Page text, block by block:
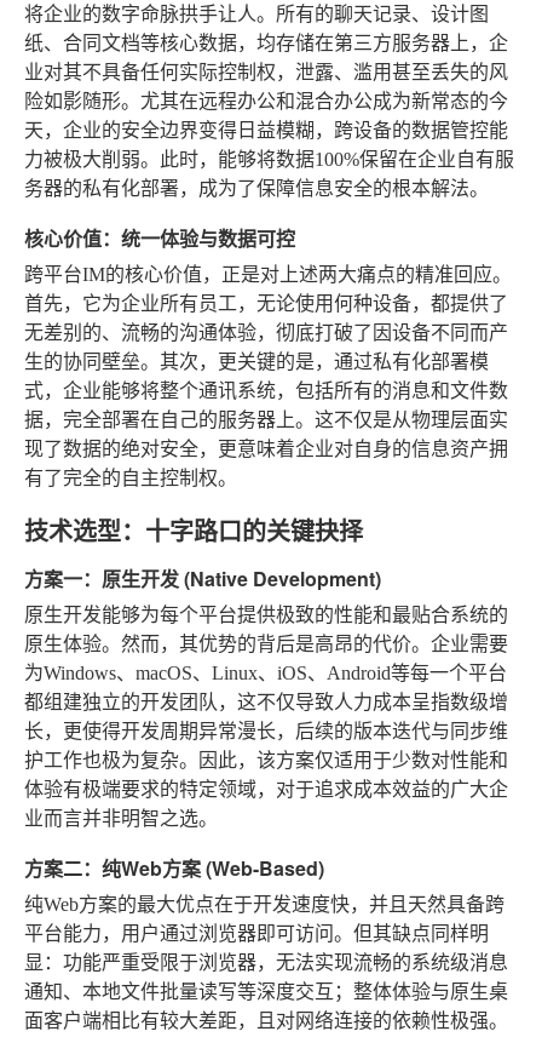
将企业的数字命脉拱手让人。所有的聊天记录、设计图
纸、合同文档等核心数据，均存储在第三方服务器上，企
业对其不具备任何实际控制权，泄露、滥用甚至丢失的风
险如影随形。尤其在远程办公和混合办公成为新常态的今
天，企业的安全边界变得日益模糊，跨设备的数据管控能
力被极大削弱。此时，能够将数据100%保留在企业自有服
务器的私有化部署，成为了保障信息安全的根本解法。
核心价值：统一体验与数据可控
跨平台IM的核心价值，正是对上述两大痛点的精准回应。
首先，它为企业所有员工，无论使用何种设备，都提供了
无差别的、流畅的沟通体验，彻底打破了因设备不同而产
生的协同壁垒。其次，更关键的是，通过私有化部署模
式，企业能够将整个通讯系统，包括所有的消息和文件数
据，完全部署在自己的服务器上。这不仅是从物理层面实
现了数据的绝对安全，更意味着企业对自身的信息资产拥
有了完全的自主控制权。
技术选型：十字路口的关键抉择
方案一：原生开发 (Native Development)
原生开发能够为每个平台提供极致的性能和最贴合系统的
原生体验。然而，其优势的背后是高昂的代价。企业需要
为Windows、macOS、Linux、iOS、Android等每一个平台
都组建独立的开发团队，这不仅导致人力成本呈指数级增
长，更使得开发周期异常漫长，后续的版本迭代与同步维
护工作也极为复杂。因此，该方案仅适用于少数对性能和
体验有极端要求的特定领域，对于追求成本效益的广大企
业而言并非明智之选。
方案二：纯Web方案 (Web-Based)
纯Web方案的最大优点在于开发速度快，并且天然具备跨
平台能力，用户通过浏览器即可访问。但其缺点同样明
显：功能严重受限于浏览器，无法实现流畅的系统级消息
通知、本地文件批量读写等深度交互；整体体验与原生桌
面客户端相比有较大差距，且对网络连接的依赖性极强。